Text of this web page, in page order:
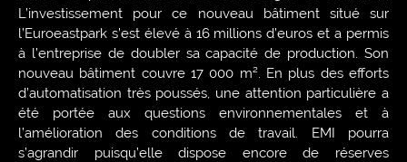
L’investissement pour ce nouveau bâtiment situé sur
l’Euroeastpark s’est élevé à 16 millions d’euros et a permis
à l’entreprise de doubler sa capacité de production. Son
nouveau bâtiment couvre 17 000 m². En plus des efforts
d’automatisation très poussés, une attention particulière a
été portée aux questions environnementales et à
l’amélioration des conditions de travail. EMI pourra
s’agrandir puisqu’elle dispose encore de réserves